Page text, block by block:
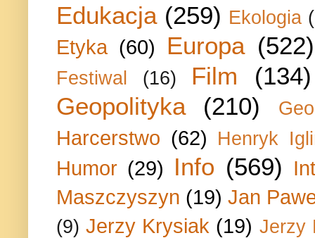
Edukacja (259) Ekologia
Etyka (60) Europa (522)
Festiwal (16) Film
(134)
Geopolityka
(210)
Harcerstwo (62) Henryk
Humor (29) Info (569)
Maszczyszyn (19) Jan
(9) Jerzy Krysiak (19) Jerzy